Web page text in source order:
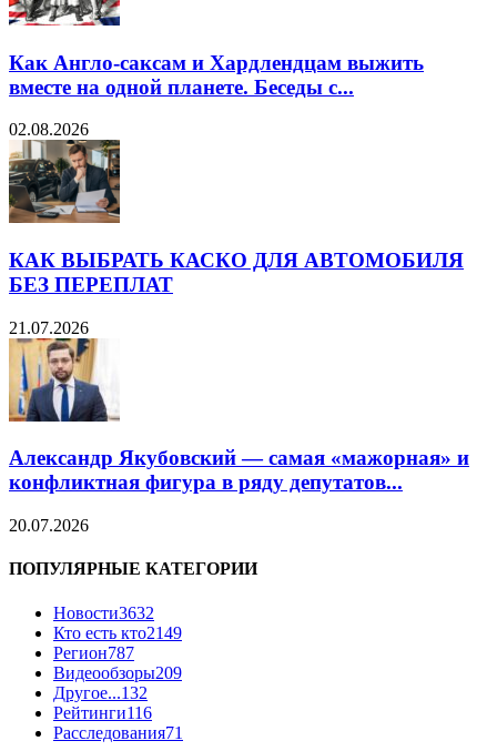
Как Англо-саксам и Хардлендцам выжить
вместе на одной планете. Беседы с...
02.08.2026
КАК ВЫБРАТЬ КАСКО ДЛЯ АВТОМОБИЛЯ
БЕЗ ПЕРЕПЛАТ
21.07.2026
Александр Якубовский — самая «мажорная» и
конфликтная фигура в ряду депутатов...
20.07.2026
ПОПУЛЯРНЫЕ КАТЕГОРИИ
Новости3632
Кто есть кто2149
Регион787
Видеообзоры209
Другое...132
Рейтинги116
Расследования71